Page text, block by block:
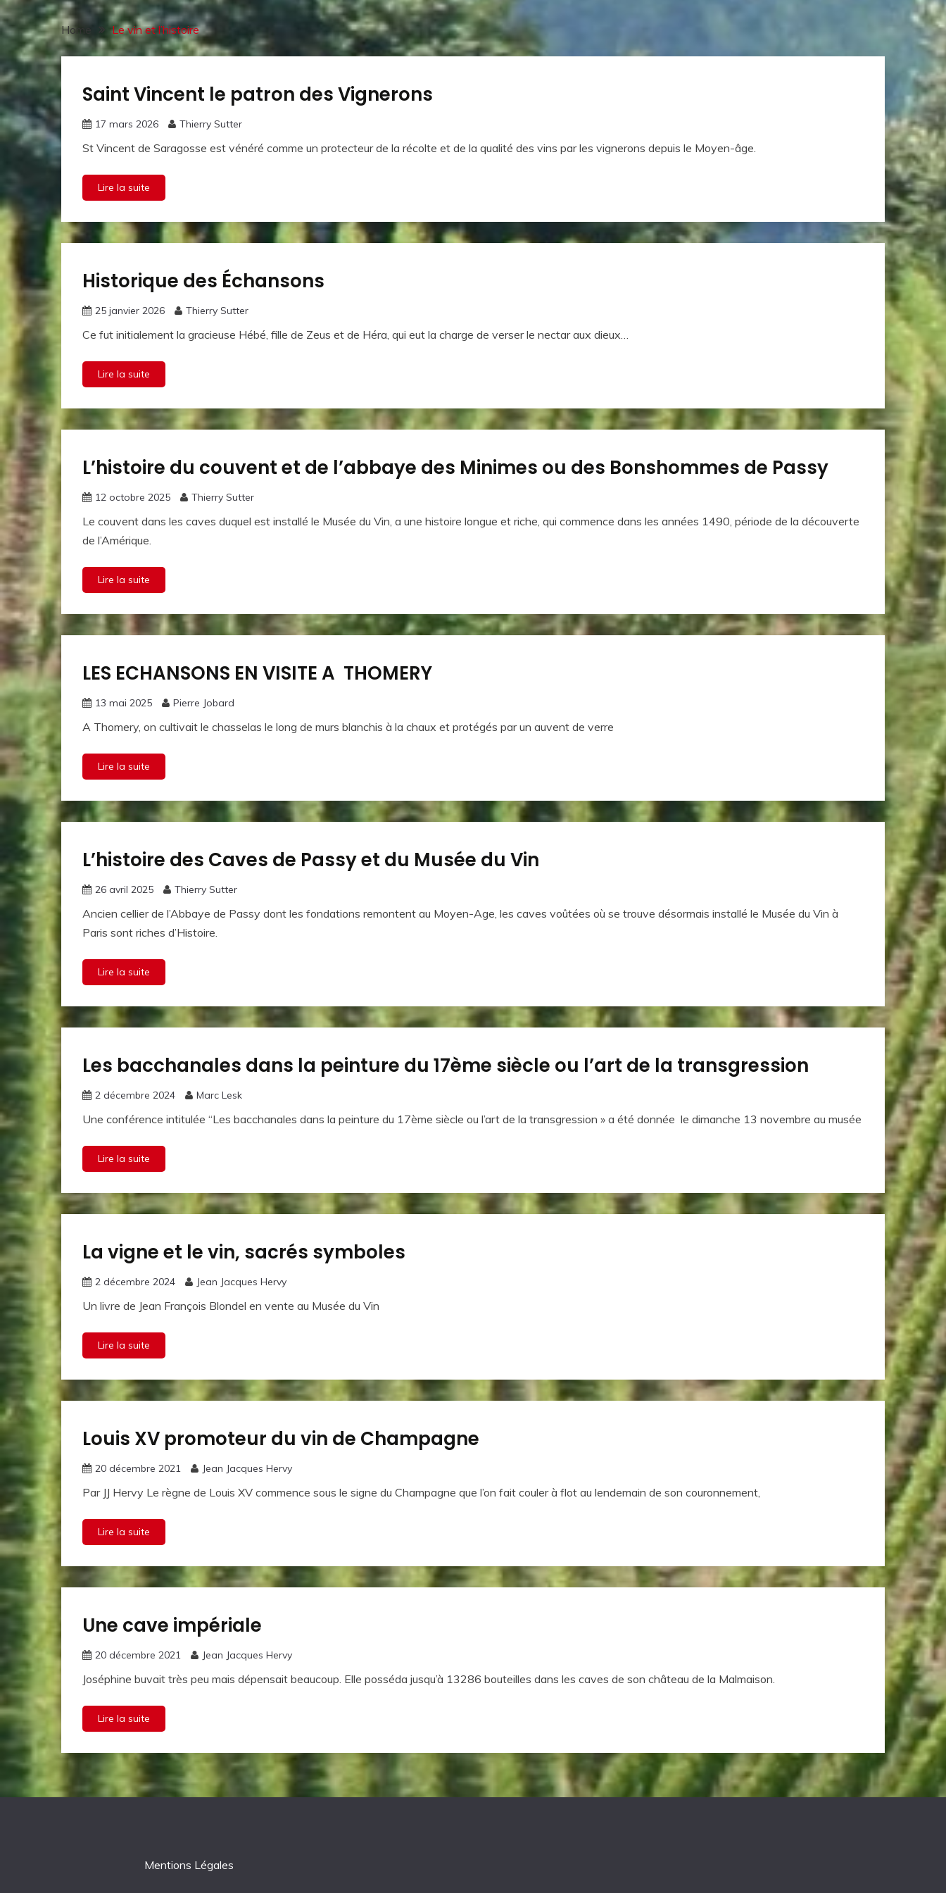
Home Le vin et l’histoire
Le vin
l'histoire
Saint Vincent le patron des Vignerons
17 mars 2026 Thierry Sutter
St Vincent de Saragosse est vénéré comme un protecteur de la récolte et de la qualité des vins par les vignerons depuis le Moyen-âge.
Lire la suite
Le vin
l'histoire
Historique des Échansons
25 janvier 2026 Thierry Sutter
Ce fut initialement la gracieuse Hébé, fille de Zeus et de Héra, qui eut la charge de verser le nectar aux dieux…
Lire la suite
Le vin
l'histoire
L’histoire du couvent et de l’abbaye des Minimes ou des Bonshommes de Passy
12 octobre 2025 Thierry Sutter
Le couvent dans les caves duquel est installé le Musée du Vin, a une histoire longue et riche, qui commence dans les années 1490, période de la découverte
de l’Amérique.
Lire la suite
La vie de
Confrérie
et
LES ECHANSONS EN VISITE A THOMERY
13 mai 2025 Pierre Jobard
A Thomery, on cultivait le chasselas le long de murs blanchis à la chaux et protégés par un auvent de verre
Lire la suite
Le vin
l'histoire
L’histoire des Caves de Passy et du Musée du Vin
26 avril 2025 Thierry Sutter
Ancien cellier de l’Abbaye de Passy dont les fondations remontent au Moyen-Age, les caves voûtées où se trouve désormais installé le Musée du Vin à
Paris sont riches d’Histoire.
Lire la suite
La vie de
Confrérie
et
Les bacchanales dans la peinture du 17ème siècle ou l’art de la transgression
2 décembre 2024 Marc Lesk
Une conférence intitulée “Les bacchanales dans la peinture du 17ème siècle ou l’art de la transgression » a été donnée le dimanche 13 novembre au musée
Lire la suite
Le vin
l'histoire
La vigne et le vin, sacrés symboles
2 décembre 2024 Jean Jacques Hervy
Un livre de Jean François Blondel en vente au Musée du Vin
Lire la suite
Le vin
l'histoire
Louis XV promoteur du vin de Champagne
20 décembre 2021 Jean Jacques Hervy
Par JJ Hervy Le règne de Louis XV commence sous le signe du Champagne que l’on fait couler à flot au lendemain de son couronnement,
Lire la suite
Le vin
l'histoire
Une cave impériale
20 décembre 2021 Jean Jacques Hervy
Joséphine buvait très peu mais dépensait beaucoup. Elle posséda jusqu’à 13286 bouteilles dans les caves de son château de la Malmaison.
Lire la suite
Mentions Légales